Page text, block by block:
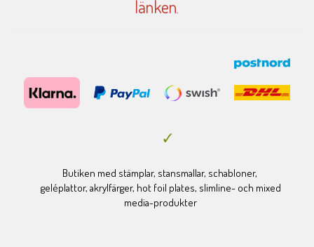
länken
Butiken med stämplar, stansmallar, schabloner,
geléplattor, akrylfärger, hot foil plates, slimline- och mixed
media-produkter